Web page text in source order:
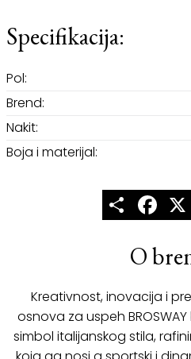
Specifikacija:
Pol:
Brend:
Nakit:
Boja i materijal:
Share
O
Kreativnost, inovacija i
osnova za uspeh BROSWAY
simbol italijanskog stila,